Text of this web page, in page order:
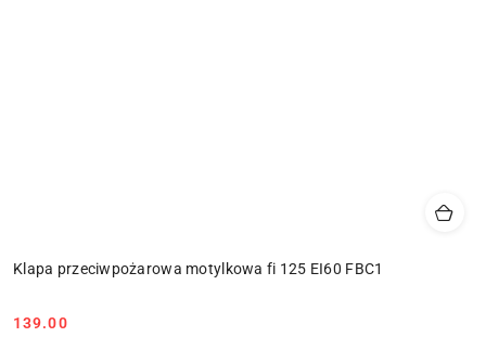
Klapa przeciwpożarowa motylkowa fi 125 EI60 FBC1
Cena:
139.00